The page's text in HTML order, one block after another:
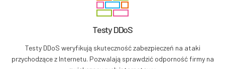
Testy DDoS
Testy DDoS weryfikują skuteczność zabezpieczeń na ataki
przychodzące z Internetu. Pozwalają sprawdzić odporność firmy na